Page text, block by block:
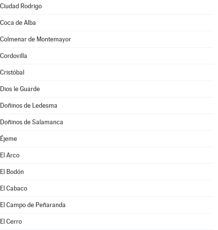
Ciudad Rodrigo
Coca de Alba
Colmenar de Montemayor
Cordovilla
Cristóbal
Dios le Guarde
Doñinos de Ledesma
Doñinos de Salamanca
Éjeme
El Arco
El Bodón
El Cabaco
El Campo de Peñaranda
El Cerro